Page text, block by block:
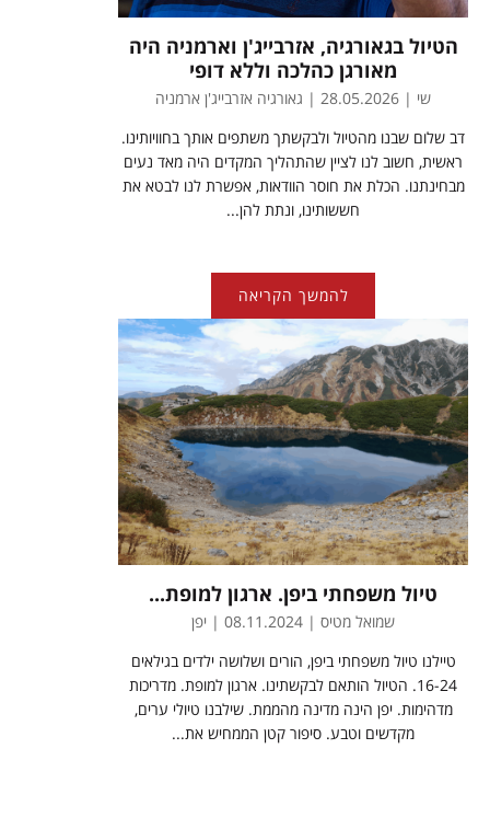
הטיול בגאורגיה, אזרבייג'ן וארמניה היה
מאורגן כהלכה וללא דופי
שי | 28.05.2026 | גאורגיה אזרבייג'ן ארמניה
דב שלום שבנו מהטיול ולבקשתך משתפים אותך בחוויותינו.
ראשית, חשוב לנו לציין שהתהליך המקדים היה מאד נעים
מבחינתנו. הכלת את חוסר הוודאות, אפשרת לנו לבטא את
חששותינו, ונתת להן...
להמשך הקריאה
טיול משפחתי ביפן. ארגון למופת...
שמואל מטיס | 08.11.2024 | יפן
טיילנו טיול משפחתי ביפן, הורים ושלושה ילדים בגילאים
16-24. הטיול הותאם לבקשתינו. ארגון למופת. מדריכות
מדהימות. יפן הינה מדינה מהממת. שילבנו טיולי ערים,
מקדשים וטבע. סיפור קטן הממחיש את...